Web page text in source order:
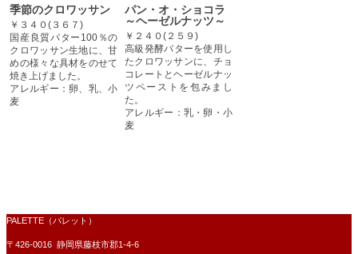
季節のクロワッサン
￥３４０(３６７)
国産良質バター100％の
クロワッサン生地に、甘
めの様々な具材をのせて
焼き上げました。
アレルギー：卵、乳、小
麦
パン・オ・ショコラ
～ヘーゼルナッツ～
￥２４０(２５９)
​高級発酵バターを使用し
たクロワッサンに、チョ
コレートとヘーゼルナッ
ツペーストを包みまし
た。
​アレルギー：乳・卵・小
麦
PALETTE（パレット）
〒426-0016 静岡県藤枝市郡1-4-6